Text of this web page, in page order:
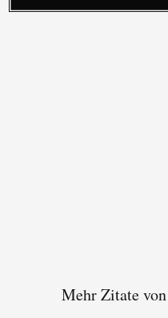
Mehr Zitate